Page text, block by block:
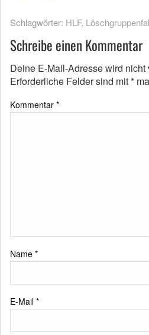
Schlagwörter: HLF,
Schreibe einen Kommentar
Deine E-Mail-Adresse wird nicht
Erforderliche Felder sind mit*
Kommentar *
Name *
E-Mail *